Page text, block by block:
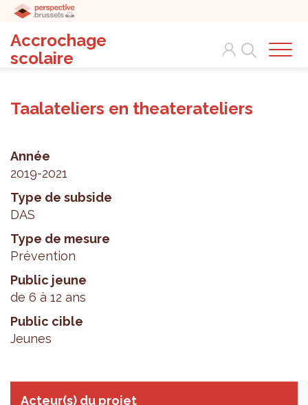
Accrochage
scolaire
Search
Taalateliers en theaterateliers
Année
2019-2021
Type de subside
DAS
Type de mesure
Prévention
Public jeune
de 6 à 12 ans
Public cible
Jeunes
Acteur(s) du projet